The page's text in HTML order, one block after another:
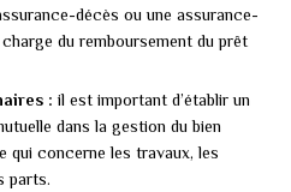
décès ou une assurance-
du remboursement du prêt
: il est important d’établir un
dans la gestion du bien
qui concerne les travaux, les
parts.